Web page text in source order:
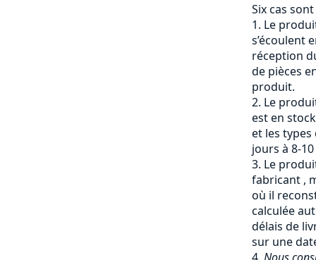
Six cas
Le
s’écoulent
réception
de pièces
produit.
Le
est en
et les types
jours à 8-
Le
fabricant ,
où il
calculée
délais de
sur une